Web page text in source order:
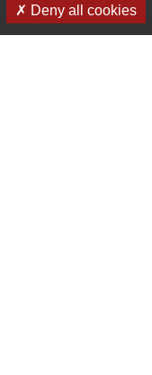
Deny all cookies